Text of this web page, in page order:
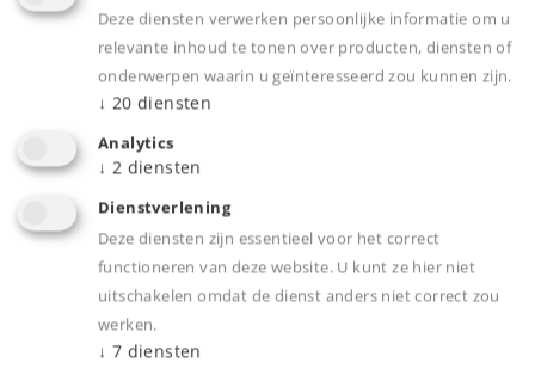
Met neerklapbare rongen.
Aan elke wagenkant is één rong bedrukt met
het wagennummer.
Veel los gemonteerde details.
Bufferhoogte volgens NEM.
Met aantrekkelijke lading.
Product
Deze diensten verwerken persoonlijke informatie om u
relevante inhoud te tonen over producten, diensten of
onderwerpen waarin u geïnteresseerd zou kunnen zijn.
↓ 20 diensten
Analytics
↓ 2 diensten
Dienstverlening
Deze diensten zijn essentieel voor het correct
functioneren van deze website. U kunt ze hier niet
uitschakelen omdat de dienst anders niet correct zou
werken.
↓ 7 diensten